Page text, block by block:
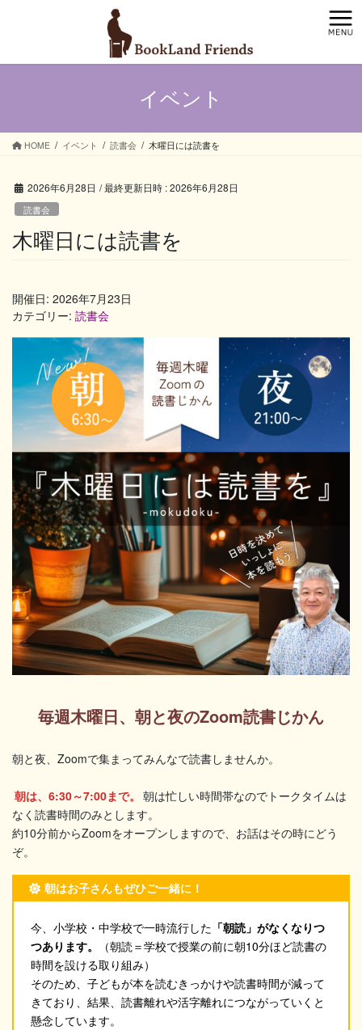
イベント
HOME イベント 読書会 木曜日には読書を
2026年6月28日 / 最終更新日時 :2026年6月28日
読書会
木曜日には読書を
開催日: 2026年7月23日
カテゴリー: 読書会
毎週木曜日、朝と夜のZoom読書じかん
朝と夜、Zoomで集まってみんなで読書しませんか。
朝は、6:30～7:00まで。 朝は忙しい時間帯なのでトークタイムは
なく読書時間のみとします。
約10分前からZoomをオープンしますので、お話はその時にどう
ぞ。
朝はお子さんもぜひご一緒に！
今、小学校・中学校で一時流行した 「朝読」がなくなりつ
つあります。
（朝読＝学校で授業の前に朝10分ほど読書の
時間を設ける取り組み）
そのため、子どもが本を読むきっかけや読書時間が減って
きており、結果、読書離れや活字離れにつながっていくと
懸念しています。